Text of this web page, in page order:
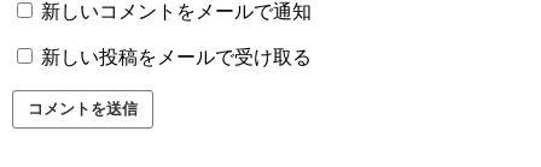
新しいコメントをメールで通知
新しい投稿をメールで受け取る